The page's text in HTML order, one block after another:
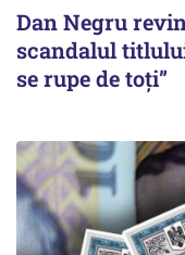
Dan Negru
scandalul
se rupe de toți”